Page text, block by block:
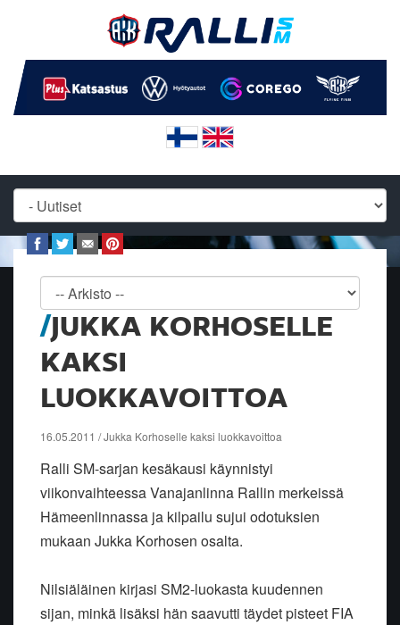
JUKKA KORHOSELLE
KAKSI
LUOKKAVOITTOA
16.05.2011 / Jukka Korhoselle kaksi luokkavoittoa
Ralli SM-sarjan kesäkausi käynnistyi
viikonvaihteessa Vanajanlinna Rallin merkeissä
Hämeenlinnassa ja kilpailu sujui odotuksien
mukaan Jukka Korhosen osalta.
Nilsiäläinen kirjasi SM2-luokasta kuudennen
sijan, minkä lisäksi hän saavutti täydet pisteet FIA